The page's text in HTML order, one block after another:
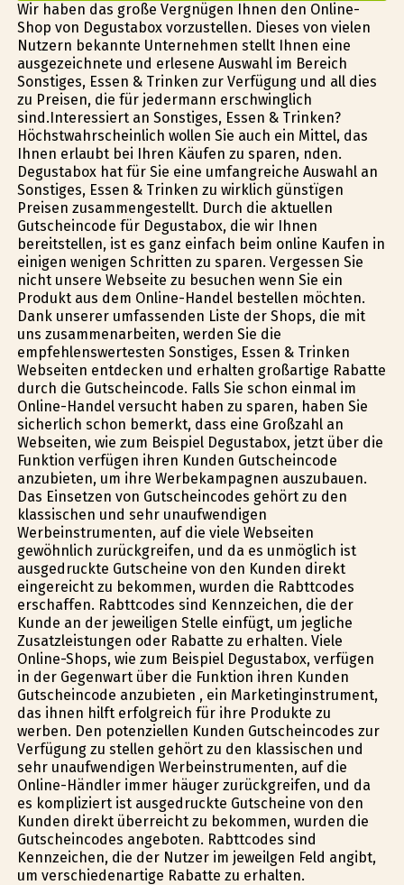
Wir haben das große Vergnügen Ihnen den Online-
Shop von Degustabox vorzustellen. Dieses von vielen
Nutzern bekannte Unternehmen stellt Ihnen eine
ausgezeichnete und erlesene Auswahl im Bereich
Sonstiges, Essen & Trinken zur Verfügung und all dies
zu Preisen, die für jedermann erschwinglich
sind.Interessiert an Sonstiges, Essen & Trinken?
Höchstwahrscheinlich wollen Sie auch ein Mittel, das
Ihnen erlaubt bei Ihren Käufen zu sparen, finden.
Degustabox hat für Sie eine umfangreiche Auswahl an
Sonstiges, Essen & Trinken zu wirklich günstïgen
Preisen zusammengestellt. Durch die aktuellen
Gutscheincode für Degustabox, die wir Ihnen
bereitstellen, ist es ganz einfach beim online Kaufen in
einigen wenigen Schritten zu sparen. Vergessen Sie
nicht unsere Webseite zu besuchen wenn Sie ein
Produkt aus dem Online-Handel bestellen möchten.
Dank unserer umfassenden Liste der Shops, die mit
uns zusammenarbeiten, werden Sie die
empfehlenswertesten Sonstiges, Essen & Trinken
Webseiten entdecken und erhalten großartige Rabatte
durch die Gutscheincode. Falls Sie schon einmal im
Online-Handel versucht haben zu sparen, haben Sie
sicherlich schon bemerkt, dass eine Großzahl an
Webseiten, wie zum Beispiel Degustabox, jetzt über die
Funktion verfügen ihren Kunden Gutscheincode
anzubieten, um ihre Werbekampagnen auszubauen.
Das Einsetzen von Gutscheincodes gehört zu den
klassischen und sehr unaufwendigen
Werbeinstrumenten, auf die viele Webseiten
gewöhnlich zurückgreifen, und da es unmöglich ist
ausgedruckte Gutscheine von den Kunden direkt
eingereicht zu bekommen, wurden die Rabttcodes
erschaffen. Rabttcodes sind Kennzeichen, die der
Kunde an der jeweiligen Stelle einfügt, um jegliche
Zusatzleistungen oder Rabatte zu erhalten. Viele
Online-Shops, wie zum Beispiel Degustabox, verfügen
in der Gegenwart über die Funktion ihren Kunden
Gutscheincode anzubieten , ein Marketinginstrument,
das ihnen hilft erfolgreich für ihre Produkte zu
werben. Den potenziellen Kunden Gutscheincodes zur
Verfügung zu stellen gehört zu den klassischen und
sehr unaufwendigen Werbeinstrumenten, auf die
Online-Händler immer häufiger zurückgreifen, und da
es kompliziert ist ausgedruckte Gutscheine von den
Kunden direkt überreicht zu bekommen, wurden die
Gutscheincodes angeboten. Rabttcodes sind
Kennzeichen, die der Nutzer im jeweilgen Feld angibt,
um verschiedenartige Rabatte zu erhalten.